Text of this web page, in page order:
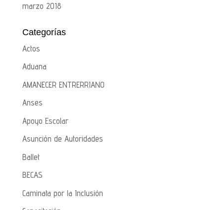
marzo 2018
Categorías
Actos
Aduana
AMANECER ENTRERRIANO
Anses
Apoyo Escolar
Asunción de Autoridades
Ballet
BECAS
Caminata por la Inclusión